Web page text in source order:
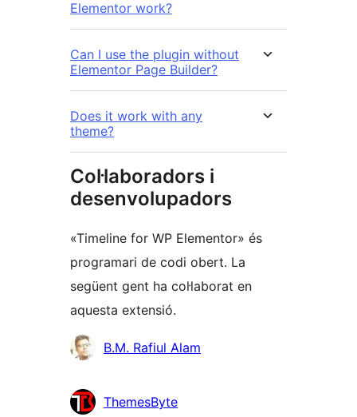
Elementor work?
Can I use the plugin without
Elementor Page Builder?
Does it work with any
theme?
Col·laboradors i
desenvolupadors
«Timeline for WP Elementor» és
programari de codi obert. La
següent gent ha col·laborat en
aquesta extensió.
Col·laboradors
B.M. Rafiul Alam
ThemesByte